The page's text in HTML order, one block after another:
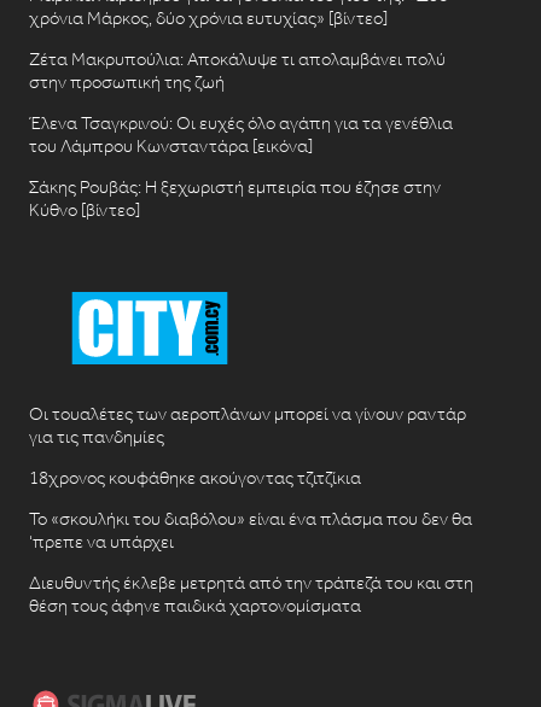
χρόνια Μάρκος, δύο χρόνια ευτυχίας» [βίντεο]
Ζέτα Μακρυπούλια: Αποκάλυψε τι απολαμβάνει πολύ
στην προσωπική της ζωή
Έλενα Τσαγκρινού: Οι ευχές όλο αγάπη για τα γενέθλια
του Λάμπρου Κωνσταντάρα [εικόνα]
Σάκης Ρουβάς: Η ξεχωριστή εμπειρία που έζησε στην
Κύθνο [βίντεο]
Οι τουαλέτες των αεροπλάνων μπορεί να γίνουν ραντάρ
για τις πανδημίες
18χρονος κουφάθηκε ακούγοντας τζιτζίκια
Το «σκουλήκι του διαβόλου» είναι ένα πλάσμα που δεν θα
‘πρεπε να υπάρχει
Διευθυντής έκλεβε μετρητά από την τράπεζά του και στη
θέση τους άφηνε παιδικά χαρτονομίσματα